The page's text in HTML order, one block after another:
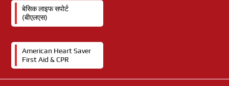
बेसिक लाइफ सपोर्ट
(बीएलएस)
American Heart Saver
First Aid & CPR